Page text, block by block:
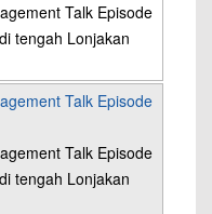
Talk Episode
tengah Lonjakan
Talk Episode
Talk Episode
tengah Lonjakan